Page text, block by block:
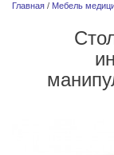
Главная / Мебель